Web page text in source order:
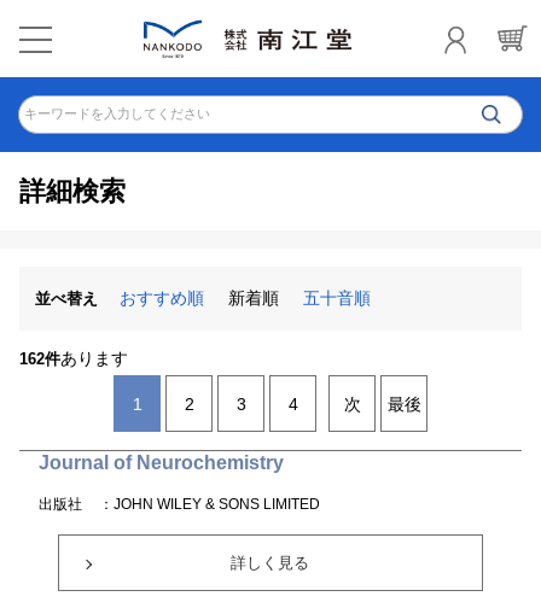
キーワードを入力してください
詳細検索
並べ替え おすすめ順 新着順 五十音順
162件あります
1 2 3 4 次 最後
Journal of Neurochemistry
出版社 ：JOHN WILEY & SONS LIMITED
詳しく見る